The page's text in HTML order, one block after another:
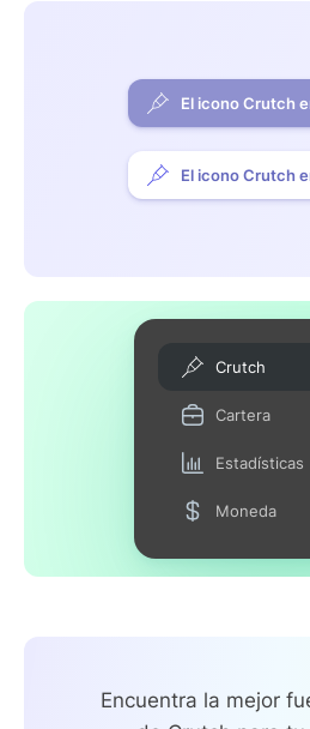
El icono Crutch
El icono Crutch
Crutch
Cartera
Estadísticas
Moneda
Encuentra la mejor